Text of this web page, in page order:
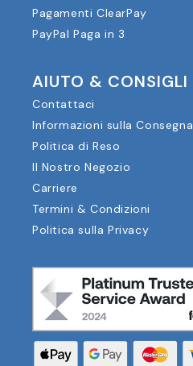
Pagamenti ClearPay
PayPal Paga in 3
AIUTO & CONSIGLI
Contattaci
Informazioni sulla Consegna
Politica di Reso
Il Nostro Negozio
Carriere
Termini & Condizioni
Politica sulla Privacy